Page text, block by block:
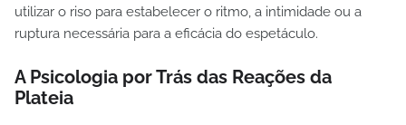
utilizar o riso para estabelecer o ritmo, a intimidade ou a
ruptura necessária para a eficácia do espetáculo.
A Psicologia por Trás das Reações da
Plateia